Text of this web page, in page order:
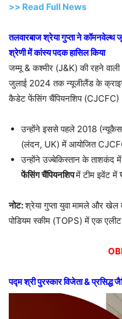
>> Read Full News
तलवारबाज श्रेया गुप्ता ने कॉमनवेल्थ
श्रेणी में कांस्य पदक हासिल किया
जम्मू & कश्मीर (J&K) की रहने वाली
जुलाई 2024 तक न्यूजीलैंड के
कैडेट फेंसिंग चैंपियनशिप (CJCFC)
उन्होंने इससे पहले 2018
(लंदन, UK) में आयोजित
उन्होंने उज्बेकिस्तान के ताशकंद
फेंसिंग चैंपियनशिपमें टीम इवेंट में
नोट:श्रेया गुप्ता युवा मामले और
पोडियम स्कीम (TOPS) में एक
पद्म श्री पुरस्कार विजेता&प्रसिद्ध